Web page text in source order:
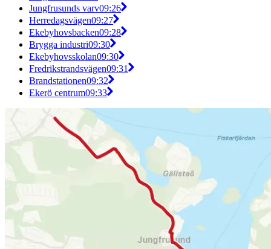
Jungfrusunds varv09:26
Herredagsvägen09:27
Ekebyhovsbacken09:28
Brygga industri09:30
Ekebyhovsskolan09:30
Fredrikstrandsvägen09:31
Brandstationen09:32
Ekerö centrum09:33